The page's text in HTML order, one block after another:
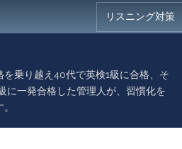
リスニング対策
乗り越え40代で英検1級に合格、そ
に一発合格した管理人が、習慣化を